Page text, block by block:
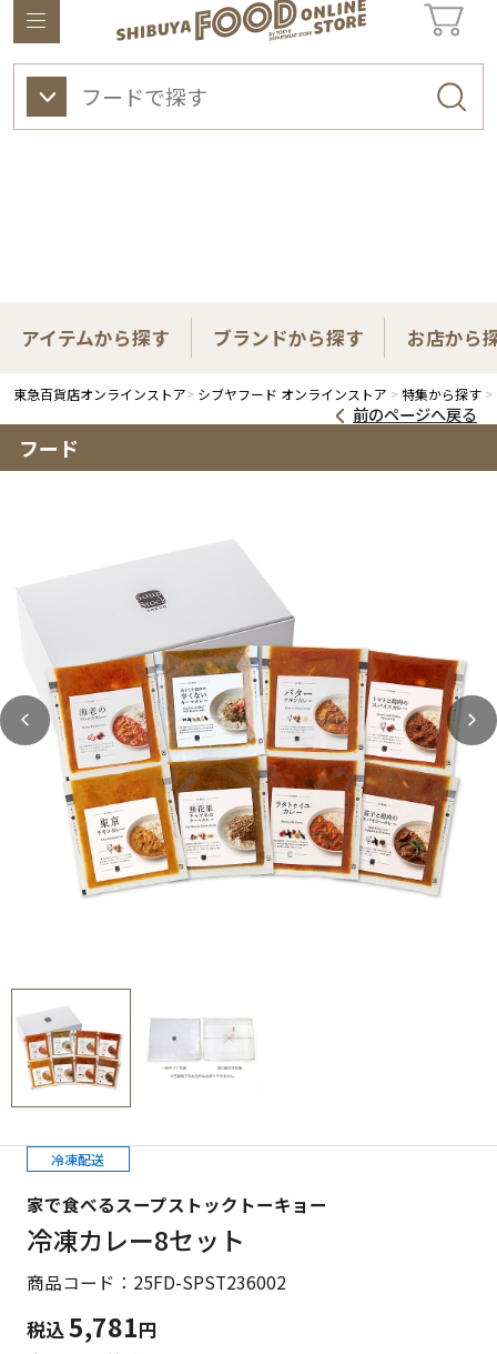
東急百貨店オンラインストアについて
ワイン ビューティー ギフト&ライフスタイル
アイテムから探す ブランドから探す お店から
東急百貨店オンラインストア シブヤフード オンラインストア 特集から探す
前のページへ戻る
冷凍配送
家で食べるスープストックトーキョー
冷凍カレー8セット
商品コード：25FD-SPST236002
税込5,781円
フード